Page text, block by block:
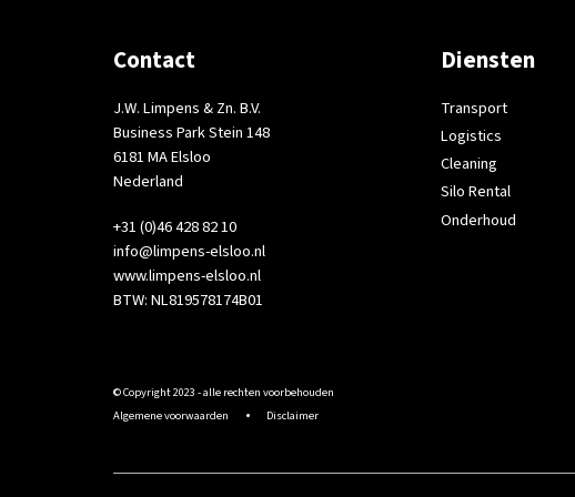
Contact
J.W. Limpens & Zn. B.V.
Business Park Stein 148
6181 MA Elsloo
Nederland
+31 (0)46 428 82 10
info@limpens-elsloo.nl
www.limpens-elsloo.nl
BTW: NL819578174B01
Diensten
Transport
Logistics
Cleaning
Silo Rental
Onderhoud
© Copyright 2023 - alle rechten voorbehouden
Algemene voorwaarden
Disclaimer